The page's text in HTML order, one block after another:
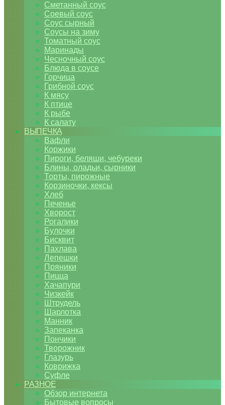
Сметанный соус
Соевый соус
Соус сырный
Соусы на зиму
Томатный соус
Маринады
Чесночный соус
Блюда в соусе
Горчица
Грибной соус
К мясу
К птице
К рыбе
К салату
ВЫПЕЧКА
Вафли
Коржики
Пироги, беляши, чебуреки
Блины, оладьи, сырники
Торты, пирожные
Корзиночки, кексы
Хлеб
Печенье
Хворост
Рогалики
Булочки
Бисквит
Пахлава
Лепешки
Пряники
Пицца
Хачапури
Чизкейк
Штрудель
Шарлотка
Манник
Запеканка
Пончики
Творожник
Глазурь
Коврижка
Суфле
РАЗНОЕ
Обзор интернета
Бытовые вопросы